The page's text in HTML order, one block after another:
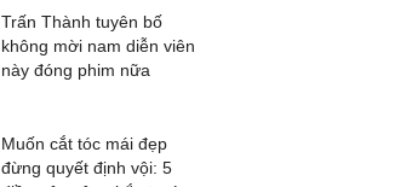
Trấn Thành tuyên bố
không mời nam diễn viên
này đóng phim nữa
Muốn cắt tóc mái đẹp
đừng quyết định vội: 5